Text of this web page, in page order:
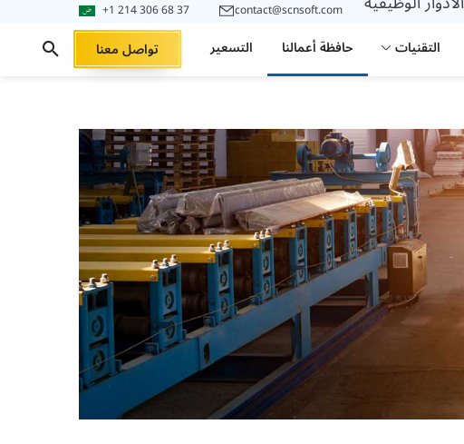
contact@scnsoft.com
+1 214 306 68 37
التقنيات حافظة أعمالنا التسعير تواصل معنا